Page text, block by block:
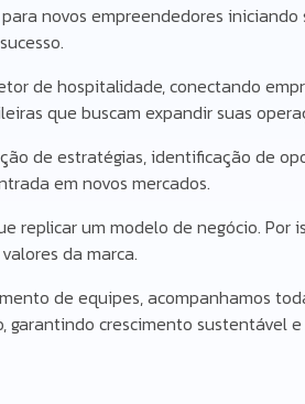
novos empreendedores
de hospitalidade, conectando
que buscam expandir suas
de estratégias, identificação de
em novos mercados.
um modelo de negócio.
da marca.
de equipes, acompanhamos
crescimento